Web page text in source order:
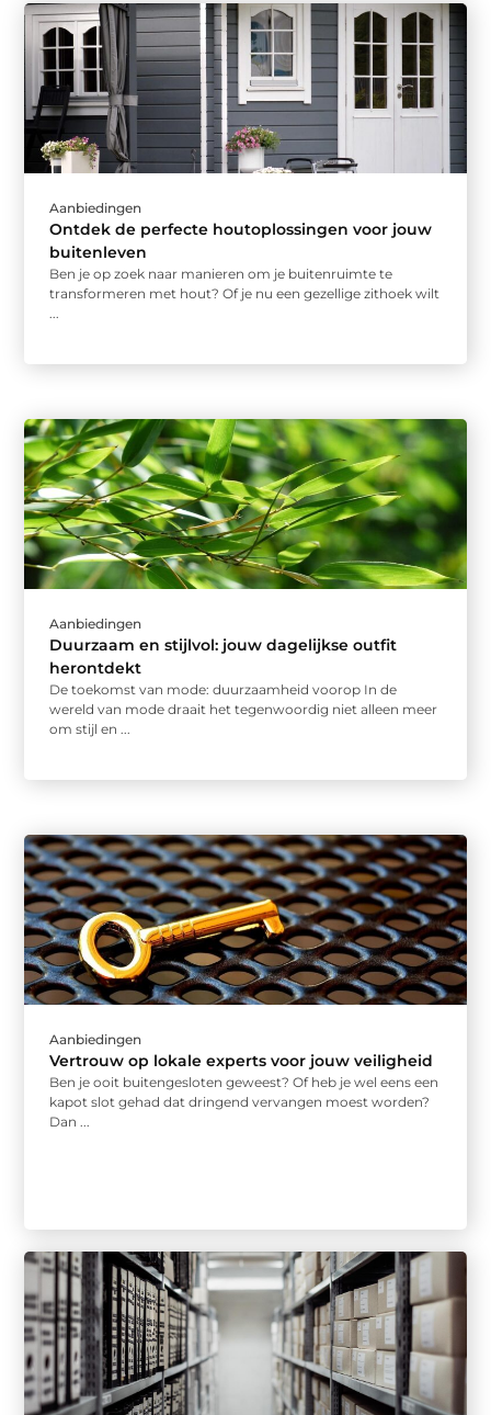
Aanbiedingen
Ontdek de perfecte houtoplossingen voor jouw
buitenleven
Ben je op zoek naar manieren om je buitenruimte te
transformeren met hout? Of je nu een gezellige zithoek wilt
Aanbiedingen
Duurzaam en stijlvol: jouw dagelijkse outfit
herontdekt
De toekomst van mode: duurzaamheid voorop In de
wereld van mode draait het tegenwoordig niet alleen meer
om stijl en ...
Aanbiedingen
Vertrouw op lokale experts voor jouw veiligheid
Ben je ooit buitengesloten geweest? Of heb je wel eens een
kapot slot gehad dat dringend vervangen moest worden?
Dan ...